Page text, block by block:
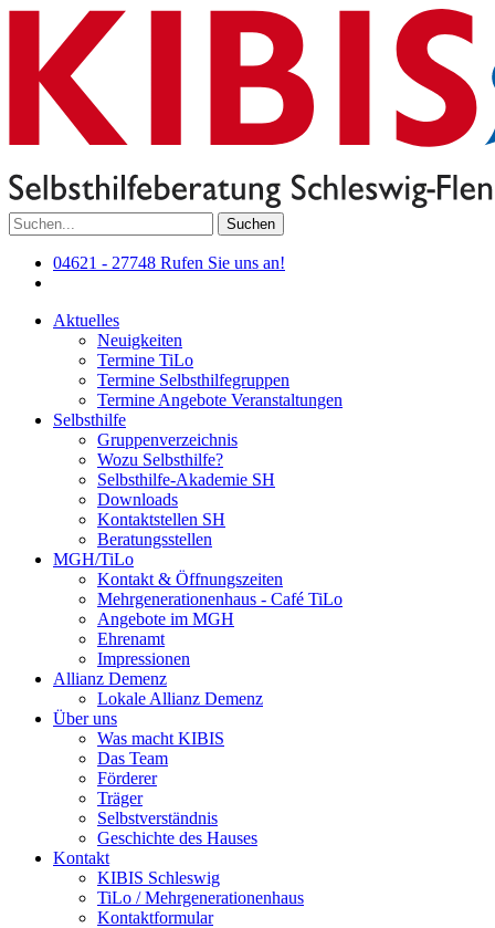
Suchen
04621 - 27748 Rufen Sie uns an!
Aktuelles
Neuigkeiten
Termine TiLo
Termine Selbsthilfegruppen
Termine Angebote Veranstaltungen
Selbsthilfe
Gruppenverzeichnis
Wozu Selbsthilfe?
Selbsthilfe-Akademie SH
Downloads
Kontaktstellen SH
Beratungsstellen
MGH/TiLo
Kontakt & Öffnungszeiten
Mehrgenerationenhaus - Café TiLo
Angebote im MGH
Ehrenamt
Impressionen
Allianz Demenz
Lokale Allianz Demenz
Über uns
Was macht KIBIS
Das Team
Förderer
Träger
Selbstverständnis
Geschichte des Hauses
Kontakt
KIBIS Schleswig
TiLo / Mehrgenerationenhaus
Kontaktformular